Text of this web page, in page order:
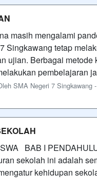
masih mengalami
Singkawang tetap
ujian. Berbagai metode
pembelajaran
SMA Negeri 7 Singkawang
BAB I
sekolah ini adalah
kehidupan